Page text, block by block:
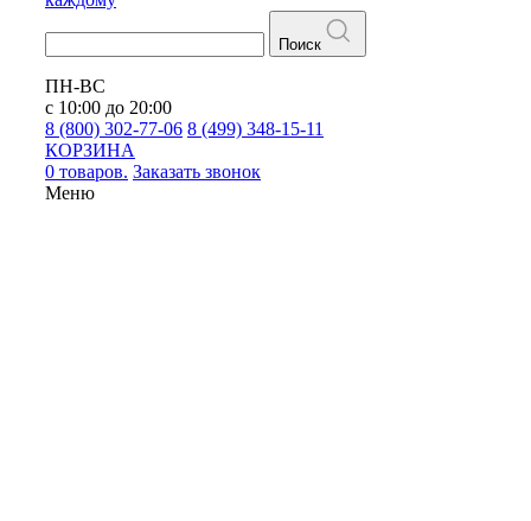
Поиск
ПН-ВС
с 10:00 до 20:00
8 (800) 302-77-06 8 (499) 348-15-11
КОРЗИНА
0 товаров. Заказать звонок
Меню